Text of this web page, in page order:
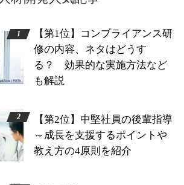
【第1位】コンプライアンス研
修の内容、ネタはどうす
る？ 効果的な実施方法など
も解説
【第2位】中堅社員の後輩指導
～成長を支援するポイントや
教え方の4原則を紹介